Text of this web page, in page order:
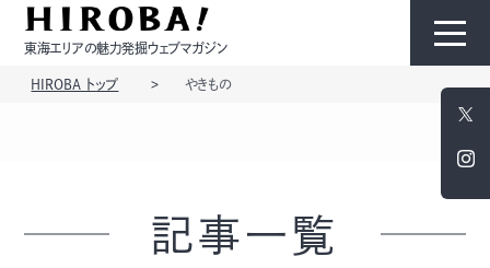
東海エリアの魅力発掘ウェブマガジン
HIROBA トップ やきもの
記事一覧